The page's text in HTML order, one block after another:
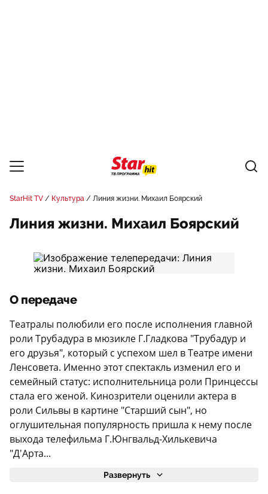
StarHit TV Культура Линия жизни. Михаил Боярский
Линия жизни. Михаил Боярский
О передаче
Театралы полюбили его после исполнения главной
роли Трубадура в мюзикле Г.Гладкова "Трубадур и
его друзья", который с успехом шел в Театре имени
Ленсовета. Именно этот спектакль изменил его и
семейный статус: исполнительница роли Принцессы
стала его женой. Кинозрители оценили актера в
роли Сильвы в картине "Старший сын", но
оглушительная популярность пришла к нему после
выхода телефильма Г.Юнгвальд-Хилькевича
"Д'Арта...
Развернуть